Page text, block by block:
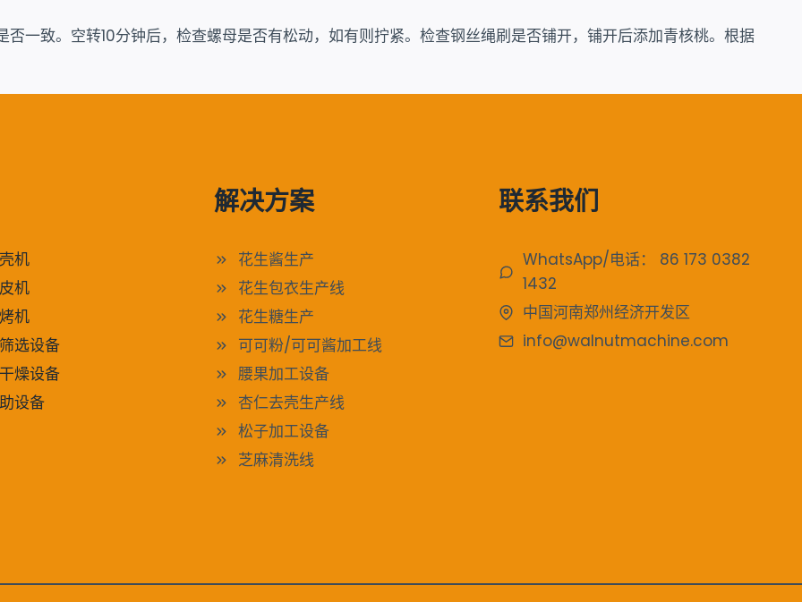
一致。空转10分钟后，检查螺母是否有松动，如有则拧紧。检查钢丝绳刷是否铺开，铺开后添加青核桃。根据
机
机
机
选设备
燥设备
设备
解决方案
花生酱生产
花生包衣生产线
花生糖生产
可可粉/可可酱加工线
腰果加工设备
杏仁去壳生产线
松子加工设备
芝麻清洗线
联系我们
WhatsApp/电话： 86 173 0382
1432
中国河南郑州经济开发区
info@walnutmachine.com